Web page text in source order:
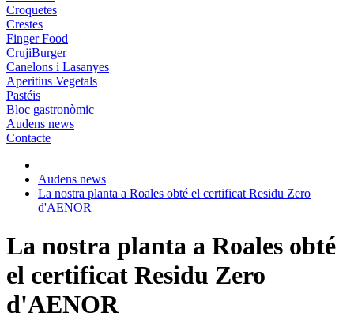
Croquetes
Crestes
Finger Food
CrujiBurger
Canelons i Lasanyes
Aperitius Vegetals
Pastéis
Bloc gastronòmic
Audens news
Contacte
Audens news
La nostra planta a Roales obté el certificat Residu Zero
d'AENOR
La nostra planta a Roales obté
el certificat Residu Zero
d'AENOR